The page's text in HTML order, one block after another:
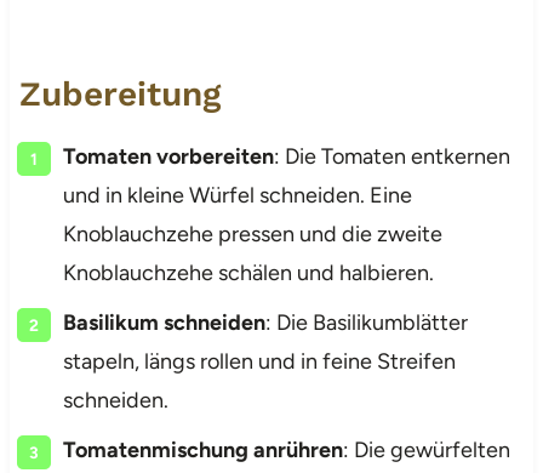
Zubereitung
Tomaten vorbereiten: Die Tomaten entkernen
und in kleine Würfel schneiden. Eine
Knoblauchzehe pressen und die zweite
Knoblauchzehe schälen und halbieren.
Basilikum schneiden: Die Basilikumblätter
stapeln, längs rollen und in feine Streifen
schneiden.
Tomatenmischung anrühren: Die gewürfelten